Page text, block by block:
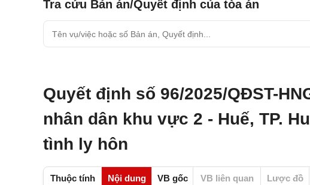
Tra cứu Bản án/Quyết định của tòa án
Quyết định số 96/2025/QĐST-
nhân dân khu vực 2 - Huế, TP.
tình ly hôn
Thuộc tính Nội dung VB gốc VB liên quan Lược đồ